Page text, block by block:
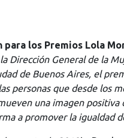
los Premios Lola
Dirección General de la
de Buenos Aires, el
personas que desde los
una imagen positiva
a promover la igualdad